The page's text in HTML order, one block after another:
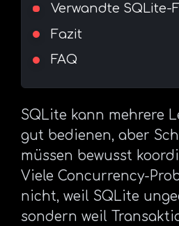
Verwandte SQLite-
Fazit
FAQ
SQLite kann mehrere
gut bedienen, aber
müssen bewusst
Viele Concurrency-
nicht, weil SQLite
sondern weil